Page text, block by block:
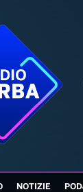
NOTIZIE